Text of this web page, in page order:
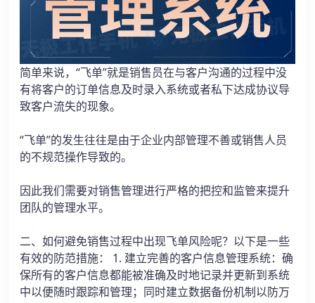
简单来说，“飞单”就是销售员在与客户沟通的过程中没
有将客户的订单信息及时录入系统或者私下达成协议导
致客户流失的现象。
“飞单”的发生往往是由于企业内部管理不善或销售人员
的不规范操作导致的。
因此我们需要对销售管理进行严格的把控和监管来提升
团队的管理水平。
二、如何避免销售过程中出现飞单风险呢？以下是一些
有效的防范措施： 1. 建立完善的客户信息管理系统：确
保所有的客户信息都能被准确及时地记录并更新到系统
中以便随时跟踪和管理；同时建立数据备份机制以防万